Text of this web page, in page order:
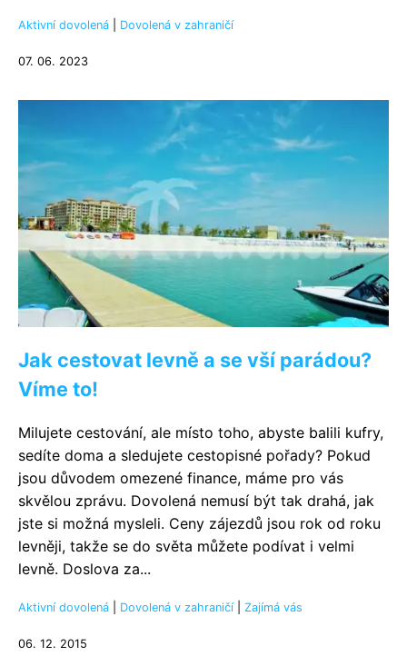
Aktivní dovolená Dovolená v zahraničí
07. 06. 2023
Jak cestovat levně a se vší parádou?
Víme to!
Milujete cestování, ale místo toho, abyste balili kufry,
sedíte doma a sledujete cestopisné pořady? Pokud
jsou důvodem omezené finance, máme pro vás
skvělou zprávu. Dovolená nemusí být tak drahá, jak
jste si možná mysleli. Ceny zájezdů jsou rok od roku
levněji, takže se do světa můžete podívat i velmi
levně. Doslova za...
Aktivní dovolená Dovolená v zahraničí Zajímá vás
06. 12. 2015